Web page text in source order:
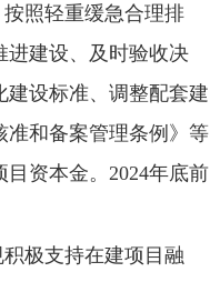
照轻重缓急合理排
进建设、及时验收决
设标准、调整配套建
准和备案管理条例》等
资本金。2024年底前
极支持在建项目融